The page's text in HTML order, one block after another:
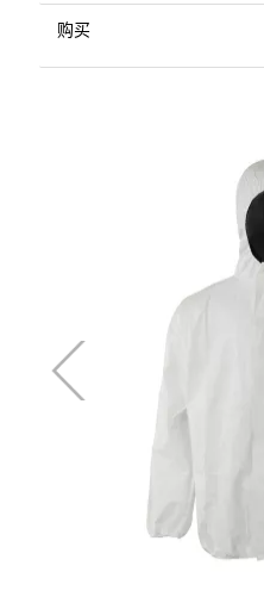
购买